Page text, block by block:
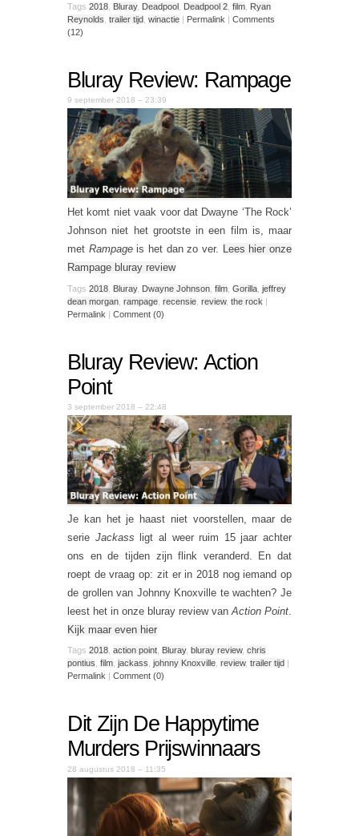
Tags 2018 Bluray, Deadpool Deadpool 2 film Ryan
Reynolds trailer tijd winactie | Permalink | Comments
(12)
Bluray Review: Rampage
9 september 2018 – 23:39
Het komt niet vaak voor dat Dwayne ‘The Rock’
Johnson niet het grootste in een film is, maar
met Rampageis het dan zo ver. Lees hier onze
Rampage bluray review
Tags 2018 Bluray, Dwayne Johnson film Gorilla jeffrey
dean morgan rampage recensie review, the rock |
Permalink | Comment (0)
Bluray Review: Action
Point
3 september 2018 – 22:48
Je kan het je haast niet voorstellen, maar de
serie Jackass ligt al weer ruim 15 jaar achter
ons en de tijden zijn flink veranderd. En dat
roept de vraag op: zit er in 2018 nog iemand op
de grollen van Johnny Knoxville te wachten? Je
leest het in onze bluray review van Action Point
Kijk maar even hier
Tags 2018 action point Bluray, bluray review, chris
pontius film jackass johnny Knoxville review, trailer tijd |
Permalink | Comment (0)
Dit Zijn De Happytime
Murders Prijswinnaars
28 augustus 2018 – 11:35